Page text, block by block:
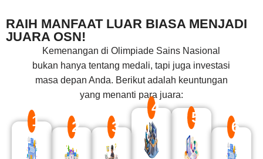
RAIH MANFAAT LUAR BIASA MENJADI
JUARA OSN!
Kemenangan di Olimpiade Sains Nasional
bukan hanya tentang medali, tapi juga investasi
masa depan Anda. Berikut adalah keuntungan
yang menanti para juara:
1 2 3
4
5
6